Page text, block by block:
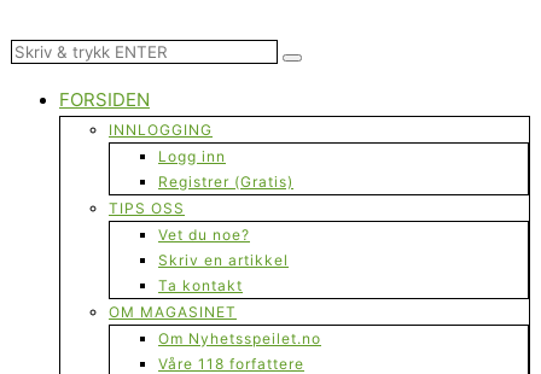
FORSIDEN
INNLOGGING
Logg inn
Registrer (Gratis)
TIPS OSS
Vet du noe?
Skriv en artikkel
Ta kontakt
OM MAGASINET
Om Nyhetsspeilet.no
Våre 118 forfattere